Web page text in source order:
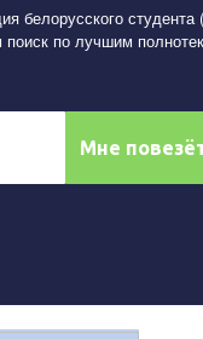
белорусского студента
по лучшим